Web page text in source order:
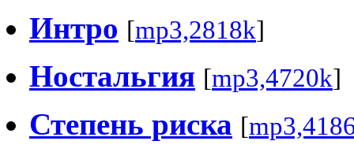
Интро [mp3,2818k]
Ностальгия [mp3,4720k]
Степень риска [